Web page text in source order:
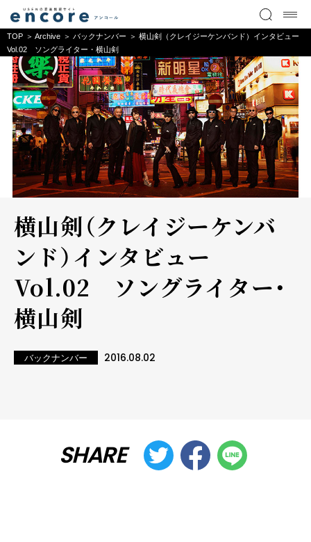
TOP Archive バックナンバー
横山剣（クレイジーケンバンド）インタビュー
Vol.02 ソングライター・横山剣
横山剣（クレイジーケンバ
ンド）インタビュー
Vol.02 ソングライター・
横山剣
バックナンバー 2016.08.02
SHARE